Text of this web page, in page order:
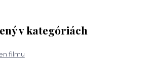
v kategóriách
filmu